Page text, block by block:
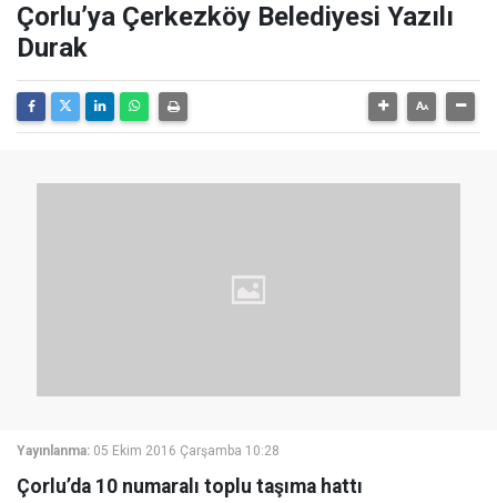
Çorlu’ya Çerkezköy Belediyesi Yazılı
Durak
Yayınlanma: 05 Ekim 2016 Çarşamba 10:28
Çorlu’da 10 numaralı toplu taşıma hattı